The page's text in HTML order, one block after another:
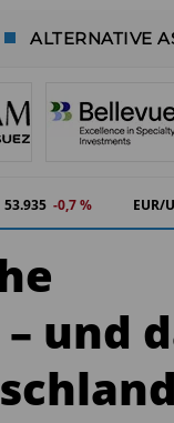
ALTERNATIVE
53.935 -0,7 % EUR/
und